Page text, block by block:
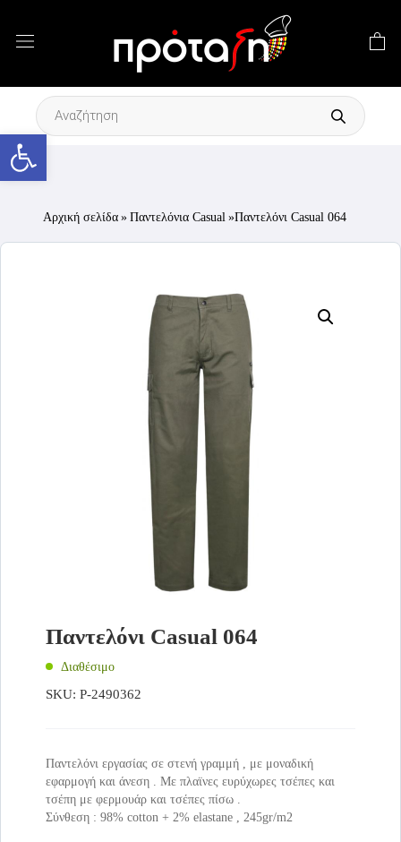
Ανοίξτε τη γραμμή εργαλείων
Products
search
Αρχική σελίδα » Παντελόνια Casual »Παντελόνι Casual 064
Παντελόνι Casual 064
Διαθέσιμο
SKU: P-2490362
Παντελόνι εργασίας σε στενή γραμμή , με μοναδική
εφαρμογή και άνεση . Με πλαϊνες ευρύχωρες τσέπες και
τσέπη με φερμουάρ και τσέπες πίσω .
Σύνθεση : 98% cotton + 2% elastane , 245gr/m2